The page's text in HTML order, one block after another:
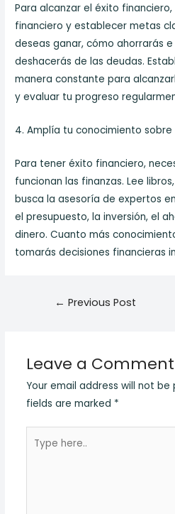
Para alcanzar el éxito
financiero y establecer metas
deseas ganar, cómo ahorrarás
deshacerás de las deudas.
manera constante para
y evaluar tu progreso
4. Amplía tu conocimiento sobre
Para tener éxito financiero,
funcionan las finanzas. Lee
busca la asesoría de expertos
el presupuesto, la inversión, el
dinero. Cuanto más
tomarás decisiones financieras
← Previous Post
Leave a Comment
Your email address will not be
fields are marked *
here..